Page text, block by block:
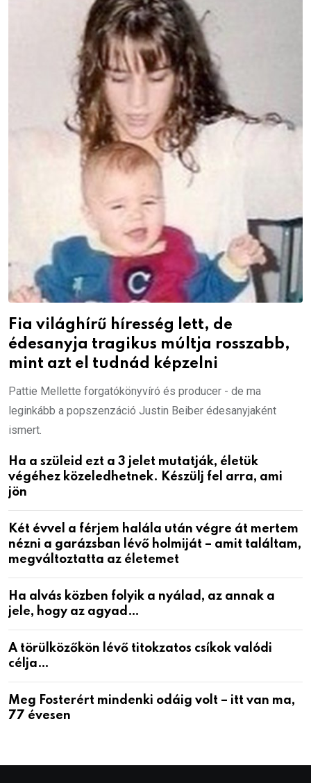
Fia világhírű híresség lett, de
édesanyja tragikus múltja rosszabb,
mint azt el tudnád képzelni
Pattie Mellette forgatókönyvíró és producer - de ma
leginkább a popszenzáció Justin Beiber édesanyjaként
ismert.
Ha a szüleid ezt a 3 jelet mutatják, életük
végéhez közeledhetnek. Készülj fel arra, ami
jön
Két évvel a férjem halála után végre át mertem
nézni a garázsban lévő holmiját – amit találtam,
megváltoztatta az életemet
Ha alvás közben folyik a nyálad, az annak a
jele, hogy az agyad…
A törülközőkön lévő titokzatos csíkok valódi
célja…
Meg Fosterért mindenki odáig volt – itt van ma,
77 évesen